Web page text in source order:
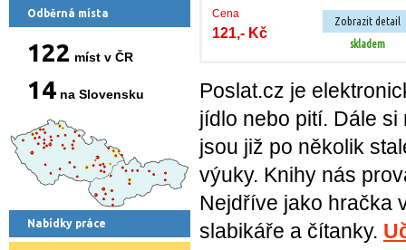
Cena
121,- Kč
Zobrazit detail
skladem
Poslat.cz je
jídlo nebo pití. Dále
jsou již po několik
výuky. Knihy nás
Nejdříve jako hračka
slabikáře a čítanky.
Odběrná místa
122 míst v ČR
14 na Slovensku
Nabídky práce